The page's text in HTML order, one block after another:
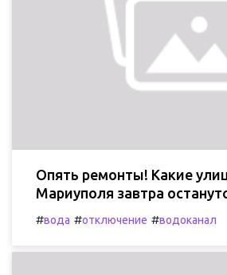
Опять ремонты! Какие
Мариуполя завтра
#вода #отключение #водоканал